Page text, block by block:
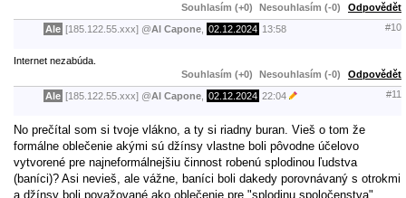
Souhlasím (+0) Nesouhlasím (-0) Odpovědět
Ale [185.122.55.xxx] @Al Capone 02.12.2024 13:58 #10
Internet nezabúda.
Souhlasím (+0)
Nesouhlasím (-0) Odpovědět
Ale [185.122.55.xxx] @Al Capone 02.12.2024 22:04 #11
No prečítal som si tvoje vlákno, a ty si riadny buran. Vieš o tom že
formálne oblečenie akými sú džínsy vlastne boli pôvodne účelovo
vytvorené pre najneformálnejšiu činnost robenú splodinou ľudstva
(baníci)? Asi nevieš, ale vážne, baníci boli dakedy porovnávaný s otrokmi
a džínsy boli považované ako oblečenie pre "splodinu spoločenstva".